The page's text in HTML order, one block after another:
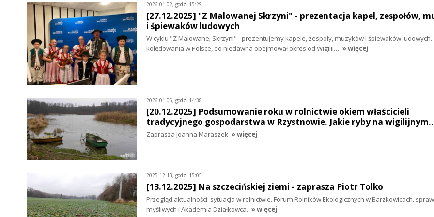
2026-01-02, godz. 15:29
[27.12.2025] "Z Malowanej Skrzyni" - prezentacja kapel, zespołów,
i śpiewaków ludowych
W cyklu "Z Malowanej Skrzyni" - prezentujemy kapele, zespoły, muzyków i śpiewaków ludowych.
kolędowania w Polsce, do niedawna obejmował okres od Wigilii… » więcej
2026-01-05, godz. 14:38
[20.12.2025] Podsumowanie roku w rolnictwie okiem właścicieli
tradycyjnego gospodarstwa w Rzystnowie. Jakie ryby na
Zaprasza Joanna Maraszek » więcej
2025-12-13, godz. 15:05
[13.12.2025] Na szczecińskiej ziemi - zaprasza Piotr Tolko
Przegląd aktualności: sytuacja w rolnictwie, Forum Rolników Ekologicznych w Barzkowicach,
myśliwych i Akademia Działkowca. » więcej